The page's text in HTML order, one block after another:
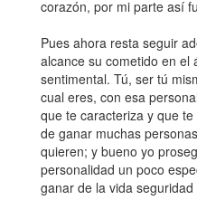
corazón, por mi parte así
Pues ahora resta seguir
alcance su cometido en el
sentimental. Tú, ser tú
cual eres, con esa
que te caracteriza y que
de ganar muchas
quieren; y bueno yo
personalidad un poco
ganar de la vida